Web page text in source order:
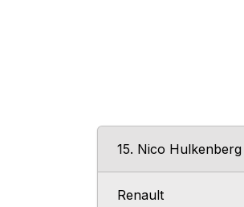
15. Nico Hulkenberg
Renault